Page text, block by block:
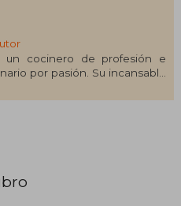
un cocinero de profesión e
por pasión. Su incansable
lo lleva a buscar,
continuamente en el
de la mano con el aprecio por